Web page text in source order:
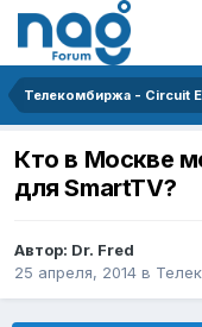
Телекомбиржа - Circuit
Кто в Москве
для SmartTV?
Автор: Dr. Fred
25 апреля, 2014 в